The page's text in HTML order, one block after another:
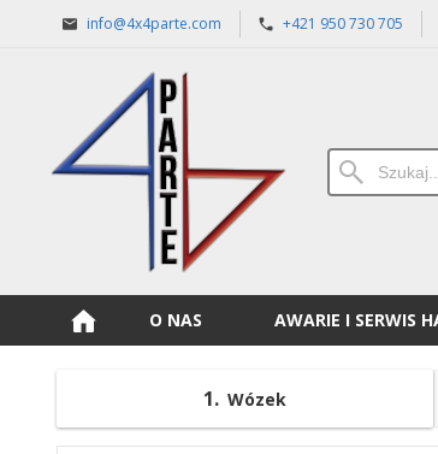
info@4x4parte.com +421 950 730 705
O NAS AWARIE I SERWIS
1 Wózek